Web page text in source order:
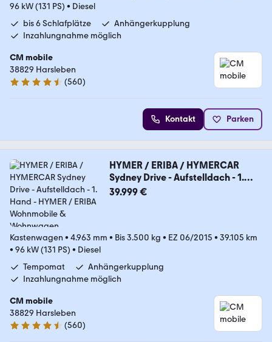
96 kW (131 PS) • Diesel
bis 6 Schlafplätze
Anhängerkupplung
Inzahlungnahme möglich
CM mobile
38829 Harsleben
4.7 Sterne
(560)
Kontakt Parken
HYMER / ERIBA / HYMERCAR
Sydney Drive - Aufstelldach - 1.
Hand
39.999 €
Kastenwagen • 4.963 mm • Bis 3.500 kg • EZ 06/2015 • 39.105 km
• 96 kW (131 PS) • Diesel
Tempomat
Anhängerkupplung
Inzahlungnahme möglich
CM mobile
38829 Harsleben
4.7 Sterne
(560)